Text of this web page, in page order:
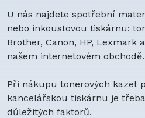
U nás najdete spotřební
nebo inkoustovou tiskárnu:
Brother, Canon, HP, Lexmark
našem internetovém obchodě.
Při nákupu tonerových kazet
kancelářskou tiskárnu je
důležitých faktorů.